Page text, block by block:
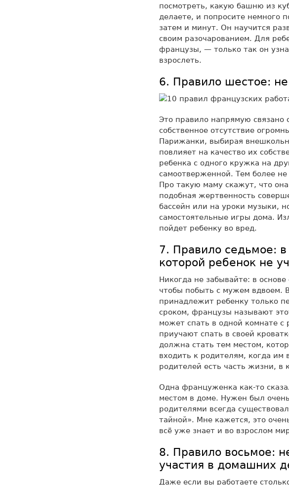
посмотреть, какую башню из
делаете, и попросите немного
затем и минут. Он научится
своим разочарованием. Для
французы, — только так он
взрослеть.
6. Правило шестое:
Это правило напрямую
собственное отсутствие
Парижанки, выбирая
повлияет на качество их
ребенка с одного кружка на
самоотверженной. Тем более
Про такую маму скажут, что
подобная жертвенность
бассейн или на уроки музыки,
самостоятельные игры дома.
пойдет ребенку во вред.
7. Правило седьмое:
которой ребенок не
Никогда не забывайте: в
чтобы побыть с мужем вдвоем.
принадлежит ребенку только
сроком, французы называют
может спать в одной комнате
приучают спать в своей
должна стать тем местом,
входить к родителям, когда им
родителей есть часть жизни, в
Одна француженка как-то
местом в доме. Нужен был
родителями всегда
тайной». Мне кажется, это
всё уже знает и во взрослом
8. Правило восьмое:
участия в домашних
Даже если вы работаете